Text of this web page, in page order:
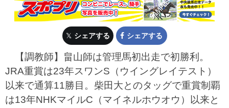
シェアする シェアする
【調教師】畠山師は管理馬初出走で初勝利。
JRA重賞は23年スワンS（ウイングレイテスト）
以来で通算11勝目。柴田大とのタッグで重賞制覇
は13年NHKマイルC（マイネルホウオウ）以来と